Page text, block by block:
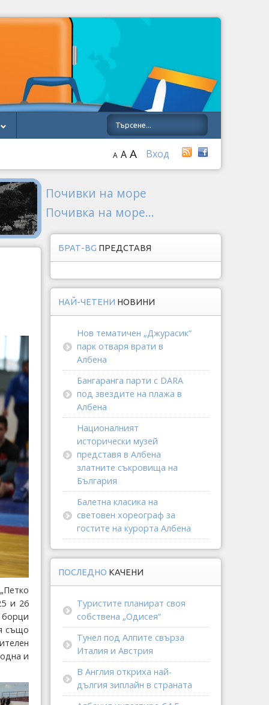
Вход
A A A
и 26
борци
също
и
Почивки на море
Почивка на море...
БРАТ-BG ПРЕДСТАВЯ
НАЙ-ЧЕТЕНИ НОВИНИ
Нов тематичен „Джурасик“
парк отваря врати в
Албена
Бангаранга парти с DARA
под звездите на плажа в
Албена
Националният
исторически музей
представя в Албена
златните съкровища на
България
Балетна класика на
световен хореограф за
гостите на курорта Албена
ПОСЛЕДНО КАЧЕНИ
Туристите планират своя
собствена „Одисея“
Тунел под Алпите свърза
Италия и Австрия
В Англия откриха най-
дългия зиплайн в страната